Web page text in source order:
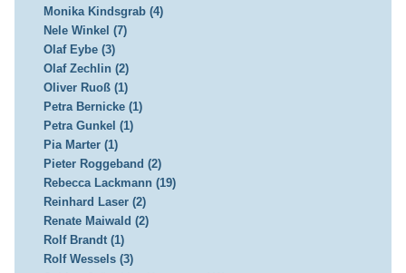
Monika Kindsgrab (4)
Nele Winkel (7)
Olaf Eybe (3)
Olaf Zechlin (2)
Oliver Ruoß (1)
Petra Bernicke (1)
Petra Gunkel (1)
Pia Marter (1)
Pieter Roggeband (2)
Rebecca Lackmann (19)
Reinhard Laser (2)
Renate Maiwald (2)
Rolf Brandt (1)
Rolf Wessels (3)